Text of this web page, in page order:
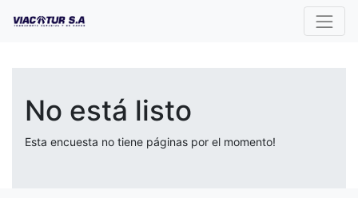
No está listo
Esta encuesta no tiene páginas por el momento!